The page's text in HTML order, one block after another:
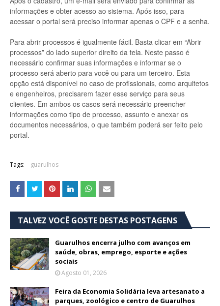
informações e obter acesso ao sistema. Após isso, para
acessar o portal será preciso informar apenas o CPF e a senha.
Para abrir processos é igualmente fácil. Basta clicar em “Abrir
processos” do lado superior direito da tela. Neste passo é
necessário confirmar suas informações e informar se o
processo será aberto para você ou para um terceiro. Esta
opção está disponível no caso de profissionais, como arquitetos
e engenheiros, precisarem fazer esse serviço para seus
clientes. Em ambos os casos será necessário preencher
informações como tipo de processo, assunto e anexar os
documentos necessários, o que também poderá ser feito pelo
portal.
Tags: guarulhos
TALVEZ VOCÊ GOSTE DESTAS POSTAGENS
Guarulhos encerra julho com avanços em
saúde, obras, emprego, esporte e ações
sociais
Agosto 01, 2026
Feira da Economia Solidária leva artesanato a
parques, zoológico e centro de Guarulhos